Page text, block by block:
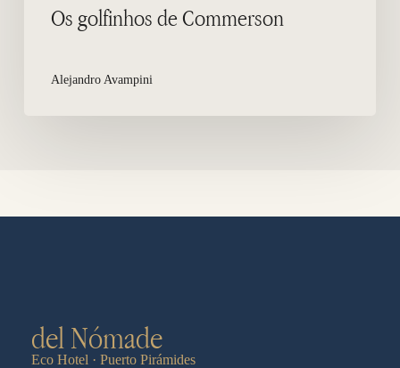
Os golfinhos de Commerson
Alejandro Avampini
del Nómade
Eco Hotel · Puerto Pirámides